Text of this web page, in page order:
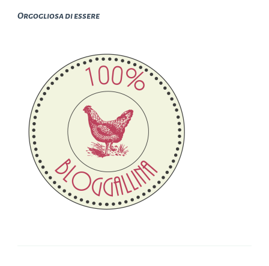
Orgogliosa di essere